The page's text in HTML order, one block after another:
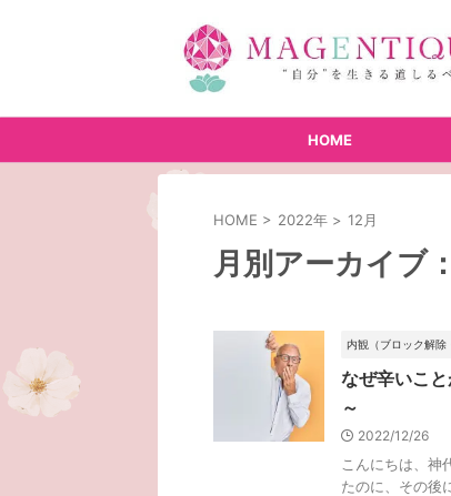
HOME
HOME > 2022年 > 12月
月別アーカイブ
内観（ブロック解除
なぜ辛いこ
～
2022/12/26
こんにちは、神
たのに、その後